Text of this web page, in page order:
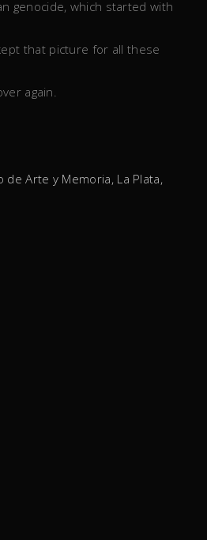
genocide, which started with
that picture for all these
again.
Arte y Memoria, La Plata,